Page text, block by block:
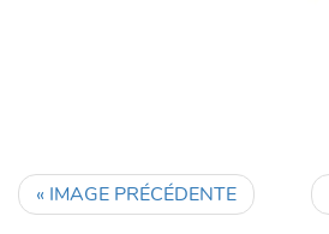
« IMAGE PRÉCÉDENTE